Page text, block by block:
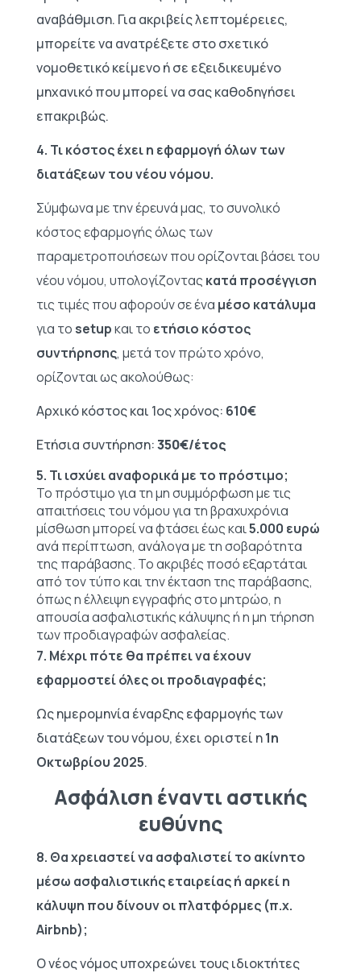
αναβάθμιση. Για ακριβείς λεπτομέρειες,
μπορείτε να ανατρέξετε στο σχετικό
νομοθετικό κείμενο ή σε εξειδικευμένο
μηχανικό που μπορεί να σας καθοδηγήσει
επακριβώς.
4. Τι κόστος έχει η εφαρμογή όλων των
διατάξεων του νέου νόμου.
Σύμφωνα με την έρευνά μας, το συνολικό
κόστος εφαρμογής όλως των
παραμετροποιήσεων που ορίζονται βάσει του
νέου νόμου, υπολογίζοντας κατά προσέγγιση
τις τιμές που αφορούν σε ένα μέσο κατάλυμα
για το setupκαι το ετήσιο κόστος
συντήρησης, μετά τον πρώτο χρόνο,
ορίζονται ως ακολούθως:
Αρχικό κόστος και 1ος χρόνος: 610€
Ετήσια συντήρηση:350€/έτος
5. Τι ισχύει αναφορικά με το πρόστιμο;
Το πρόστιμο για τη μη συμμόρφωση με τις
απαιτήσεις του νόμου για τη βραχυχρόνια
μίσθωση μπορεί να φτάσει έως και5.000 ευρώ
ανά περίπτωση, ανάλογα με τη σοβαρότητα
της παράβασης. Το ακριβές ποσό εξαρτάται
από τον τύπο και την έκταση της παράβασης,
όπως η έλλειψη εγγραφής στο μητρώο, η
απουσία ασφαλιστικής κάλυψης ή η μη τήρηση
των προδιαγραφών ασφαλείας.
7. Μέχρι πότε θα πρέπει να έχουν
εφαρμοστεί όλες οι προδιαγραφές;
Ως ημερομηνία έναρξης εφαρμογής των
διατάξεων του νόμου, έχει οριστεί η1η
Οκτωβρίου 2025.
Ασφάλιση έναντι αστικής
ευθύνης
8. Θα χρειαστεί να ασφαλιστεί το ακίνητο
μέσω ασφαλιστικής εταιρείας ή αρκεί η
κάλυψη που δίνουν οι πλατφόρμες (π.χ.
Airbnb);
Ο νέος νόμος υποχρεώνει τους ιδιοκτήτες